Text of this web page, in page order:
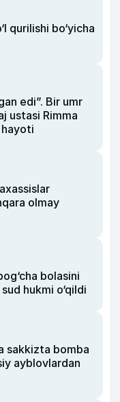
qurilishi bo‘yicha
edi”. Bir umr
ustasi Rimma
hayoti
olmay
bolasini
hukmi o‘qildi
sakkizta bomba
ayblovlardan